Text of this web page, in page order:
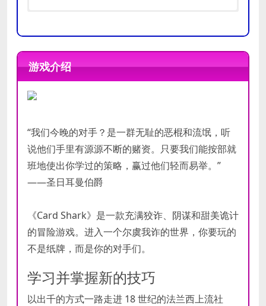
显卡:
Intel HD Graphics / Radeon
HD 6550D or equivalent
存储空间:需要 2 GB 可用空间
附注事项:Controller
Recommended
配置
显卡:
Radeon HD 7750 (1024
VRAM) / GeForce GTX 550 Ti (3072
VRAM) or equivalent
存储空间:需要 2 GB 可用空间
附注事项:
游戏介绍
“我们今晚的对手？是一群无耻的恶棍和流氓，听
说他们手里有源源不断的赌资。只要我们能按部就
班地使出你学过的策略，赢过他们轻而易举。”
——圣日耳曼伯爵
《Card Shark》是一款充满狡诈、阴谋和甜美诡计
的冒险游戏。进入一个尔虞我诈的世界，你要玩的
不是纸牌，而是你的对手们。
学习并掌握新的技巧
以出千的方式一路走进 18 世纪的法兰西上流社